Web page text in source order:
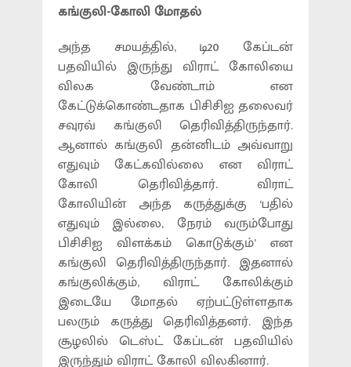
கங்குலி-கோலி மோதல்
அந்த சமயத்தில், டி20 கேப்டன்
பதவியில் இருந்து விராட் கோலியை
விலக வேண்டாம் என
கேட்டுக்கொண்டதாக பிசிசிஐ தலைவர்
சவுரவ் கங்குலி தெரிவித்திருந்தார்.
ஆனால் கங்குலி தன்னிடம் அவ்வாறு
எதுவும் கேட்கவில்லை என விராட்
கோலி தெரிவித்தார். விராட்
கோலியின் அந்த கருத்துக்கு ‘பதில்
எதுவும் இல்லை, நேரம் வரும்போது
பிசிசிஐ விளக்கம் கொடுக்கும்’ என
கங்குலி தெரிவித்திருந்தார். இதனால்
கங்குலிக்கும், விராட் கோலிக்கும்
இடையே மோதல் ஏற்பட்டுள்ளதாக
பலரும் கருத்து தெரிவித்தனர். இந்த
சூழலில் டெஸ்ட் கேப்டன் பதவியில்
இருந்தும் விராட் கோலி விலகினார்.